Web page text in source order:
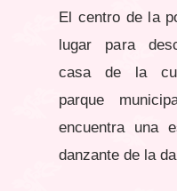
El centro de la
lugar para
casa de la
parque
encuentra una
danzante de la